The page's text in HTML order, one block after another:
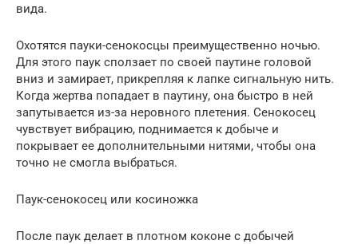
вида.
Охотятся пауки-сенокосцы преимущественно ночью.
Для этого паук сползает по своей паутине головой
вниз и замирает, прикрепляя к лапке сигнальную нить.
Когда жертва попадает в паутину, она быстро в ней
запутывается из-за неровного плетения. Сенокосец
чувствует вибрацию, поднимается к добыче и
покрывает ее дополнительными нитями, чтобы она
точно не смогла выбраться.
Паук-сенокосец или косиножка
После паук делает в плотном коконе с добычей